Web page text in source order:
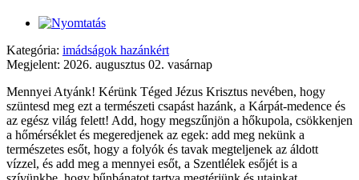
Kategória: imádságok hazánkért
Megjelent: 2026. augusztus 02. vasárnap
Mennyei Atyánk! Kérünk Téged Jézus Krisztus nevében, hogy
szüntesd meg ezt a természeti csapást hazánk, a Kárpát-medence és
az egész világ felett! Add, hogy megszűnjön a hőkupola, csökkenjen
a hőmérséklet és megeredjenek az egek: add meg nekünk a
természetes esőt, hogy a folyók és tavak megteljenek az áldott
vízzel, és add meg a mennyei esőt, a Szentlélek esőjét is a